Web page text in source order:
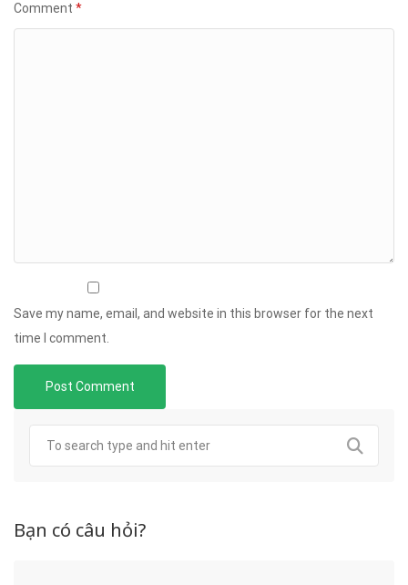
Comment *
Save my name, email, and website in this browser for the next
time I comment.
Bạn có câu hỏi?